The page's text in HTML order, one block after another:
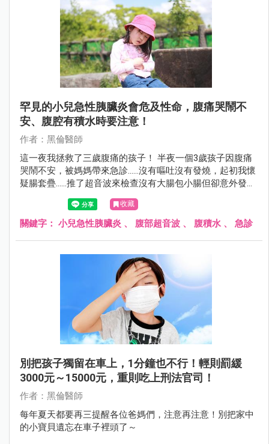
罕見的小兒急性胰臟炎會危及性命，腹痛哭鬧不
安、腹腔有積水時要注意！
作者：黑倫醫師
這一夜我拯救了三歲腹痛的孩子！ 半夜一個3歲孩子因腹痛
哭鬧不安，被媽媽帶來急診……沒有嘔吐沒有發燒，起初我懷
疑腸套疊……推了超音波來檢查沒有大腸包小腸但卻意外發現
腹腔有腹水，非常不尋常所以我積極的幫孩子詳細的抽血檢
查！後來睡夢中接到一通電話，黑倫醫師快來孩子的脂肪酶
超過3000……
收藏
關鍵字： 小兒急性胰臟炎 、 腹部超音波 、 腹積水 、 急診
別把孩子獨留在車上，1分鐘也不行！輕則罰緩
3000元～15000元，重則吃上刑法官司！
作者：黑倫醫師
每年夏天都要再三提醒各位爸媽們，注意再注意！別把家中
的小寶貝遺忘在車子裡頭了～